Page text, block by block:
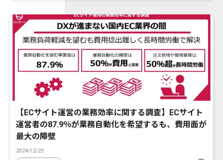
【ECサイト運営の業務効率に関する調査】ECサイト
運営者の87.9％が業務自動化を希望するも、費用面が
最大の障壁
2024/12/23